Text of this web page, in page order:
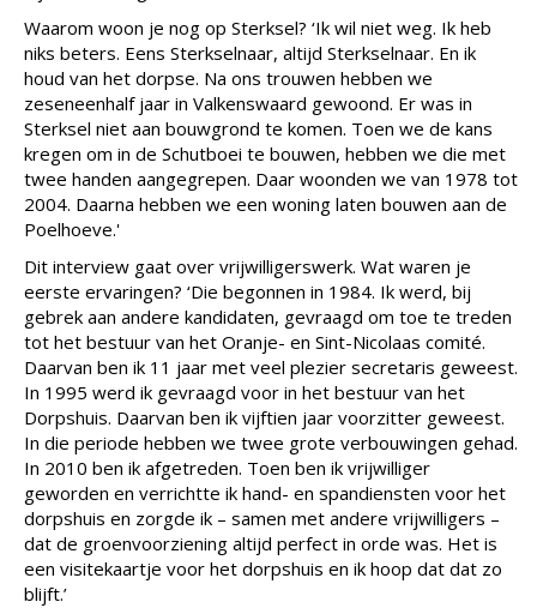
Waarom woon je nog op Sterksel? ‘Ik wil niet weg. Ik heb
niks beters. Eens Sterkselnaar, altijd Sterkselnaar. En ik
houd van het dorpse. Na ons trouwen hebben we
zeseneenhalf jaar in Valkenswaard gewoond. Er was in
Sterksel niet aan bouwgrond te komen. Toen we de kans
kregen om in de Schutboei te bouwen, hebben we die met
twee handen aangegrepen. Daar woonden we van 1978 tot
2004. Daarna hebben we een woning laten bouwen aan de
Poelhoeve.'
Dit interview gaat over vrijwilligerswerk. Wat waren je
eerste ervaringen? ‘Die begonnen in 1984. Ik werd, bij
gebrek aan andere kandidaten, gevraagd om toe te treden
tot het bestuur van het Oranje- en Sint-Nicolaas comité.
Daarvan ben ik 11 jaar met veel plezier secretaris geweest.
In 1995 werd ik gevraagd voor in het bestuur van het
Dorpshuis. Daarvan ben ik vijftien jaar voorzitter geweest.
In die periode hebben we twee grote verbouwingen gehad.
In 2010 ben ik afgetreden. Toen ben ik vrijwilliger
geworden en verrichtte ik hand- en spandiensten voor het
dorpshuis en zorgde ik – samen met andere vrijwilligers –
dat de groenvoorziening altijd perfect in orde was. Het is
een visitekaartje voor het dorpshuis en ik hoop dat dat zo
blijft.’